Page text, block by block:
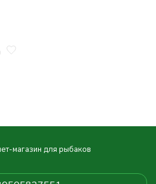
магазин для рыбаков